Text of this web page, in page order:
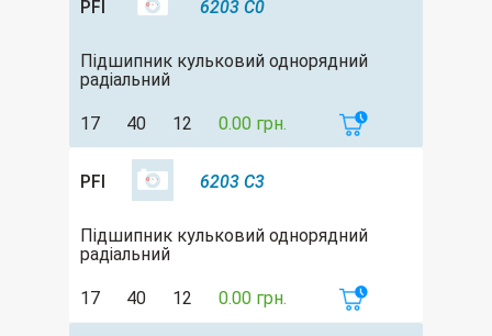
PFI 6203 C0
Підшипник кульковий однорядний
радіальний
17 40 12 0.00 грн.
PFI 6203 C3
Підшипник кульковий однорядний
радіальний
17 40 12 0.00 грн.